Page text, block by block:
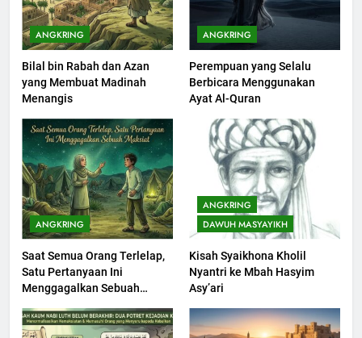
ANGKRING
Bilal bin Rabah dan Azan
yang Membuat Madinah
Menangis
ANGKRING
Perempuan yang Selalu
Berbicara Menggunakan
Ayat Al-Quran
ANGKRING
Saat Semua Orang Terlelap,
Satu Pertanyaan Ini
Menggagalkan Sebuah
ANGKRING
DAWUH MASYAYIKH
Kisah Syaikhona Kholil
Nyantri ke Mbah Hasyim
Asy’ari
KHUTBAH
201
Khutbah jumat: Sejarah
Seebagai Pembangkit Jiwa
KHUTBAH
202
Khutbah Jumat : Supaya Amal
Bisa Diterima
KHUTBAH
203
Muharram Bulan Bersejarah